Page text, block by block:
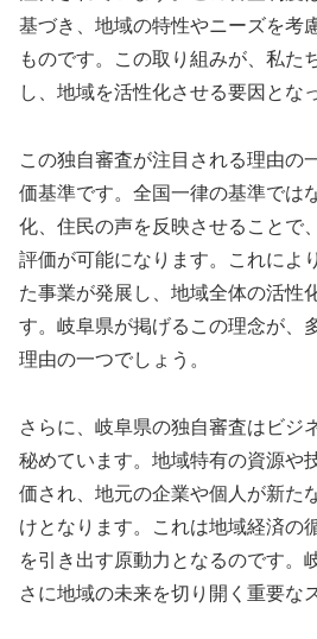
基づき、地域の特性やニーズを考
ものです。この取り組みが、私た
し、地域を活性化させる要因とな
この独自審査が注目される理由の
価基準です。全国一律の基準では
化、住民の声を反映させることで
評価が可能になります。これによ
た事業が発展し、地域全体の活性
す。岐阜県が掲げるこの理念が、
理由の一つでしょう。
さらに、岐阜県の独自審査はビジ
秘めています。地域特有の資源や
価され、地元の企業や個人が新た
けとなります。これは地域経済の
を引き出す原動力となるのです。
さに地域の未来を切り開く重要な